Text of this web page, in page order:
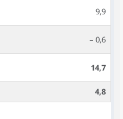
9,9
– 0,6
14,7
4,8